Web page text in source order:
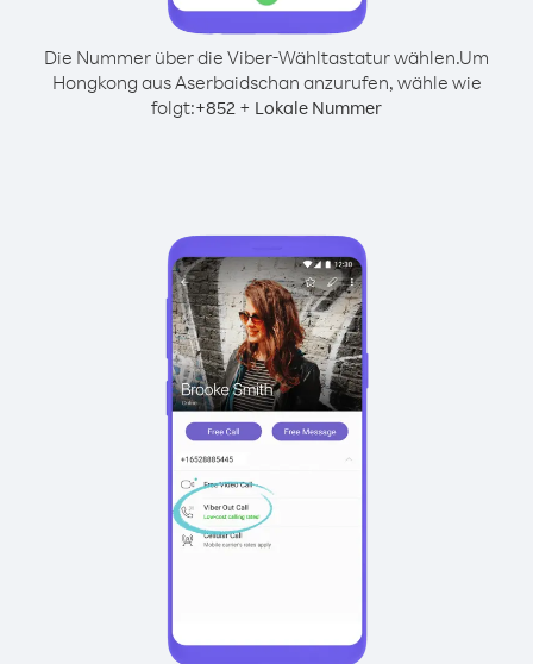
Die Nummer über die Viber-Wähltastatur wählen.Um
Hongkong aus Aserbaidschan anzurufen, wähle wie
folgt:+852 + Lokale Nummer